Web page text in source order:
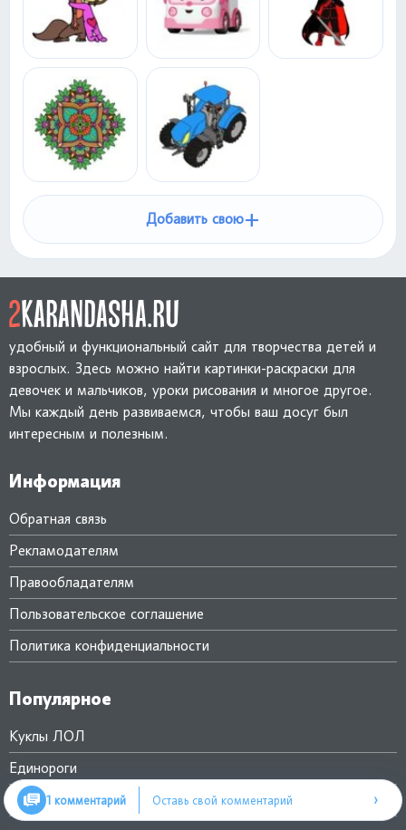
Добавить свою+
1 комментарий Оставь свой комментарий ›
удобный и функциональный сайт для творчества детей и
взрослых. Здесь можно найти картинки-раскраски для
девочек и мальчиков, уроки рисования и многое другое.
Мы каждый день развиваемся, чтобы ваш досуг был
интересным и полезным.
Информация
Обратная связь
Рекламодателям
Правообладателям
Пользовательское соглашение
Политика конфиденциальности
Популярное
Куклы ЛОЛ
Единороги
Раскраски для девочек